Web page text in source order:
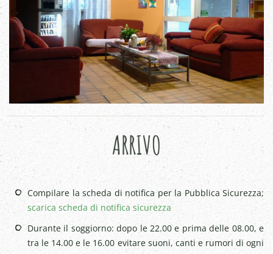
ARRIVO
Compilare la scheda di notifica per la Pubblica Sicurezza;
scarica scheda di notifica sicurezza
Durante il soggiorno: dopo le 22.00 e prima delle 08.00, e
tra le 14.00 e le 16.00 evitare suoni, canti e rumori di ogni